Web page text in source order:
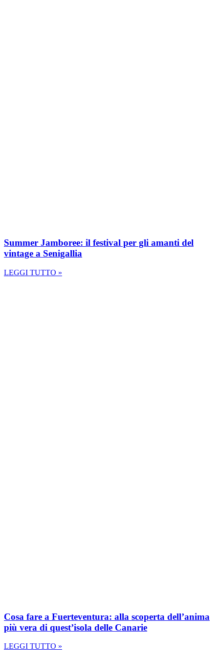
Summer Jamboree: il festival per gli amanti del
vintage a Senigallia
LEGGI TUTTO »
Cosa fare a Fuerteventura: alla scoperta dell’anima
più vera di quest’isola delle Canarie
LEGGI TUTTO »